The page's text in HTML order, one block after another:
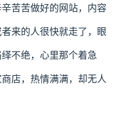
苦苦做好的网站，内容
来的人很快就走了，眼
不绝，心里那个着急
店，热情满满，却无人